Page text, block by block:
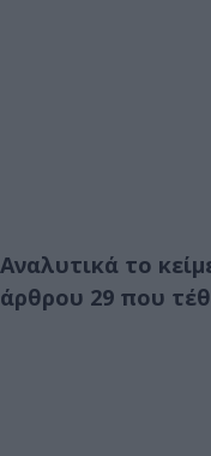
Αναλυτικά το
άρθρου 29 που